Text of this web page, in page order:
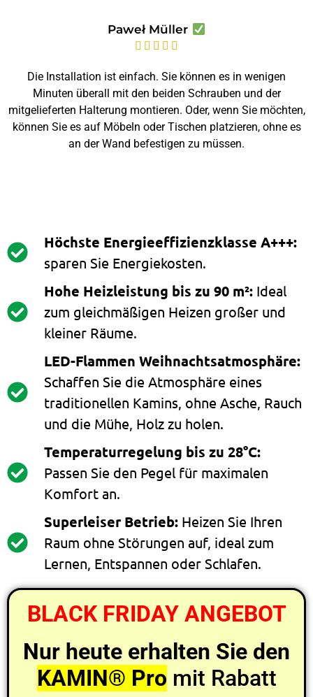
Paweł Müller
    
Die Installation ist einfach. Sie können es in wenigen
Minuten überall mit den beiden Schrauben und der
mitgelieferten Halterung montieren. Oder, wenn Sie möchten,
können Sie es auf Möbeln oder Tischen platzieren, ohne es
an der Wand befestigen zu müssen.
Höchste Energieeffizienzklasse A+++:
sparen Sie Energiekosten.
Hohe Heizleistung bis zu 90 m²:Ideal
zum gleichmäßigen Heizen großer und
kleiner Räume.
LED-Flammen Weihnachtsatmosphäre:
Schaffen Sie die Atmosphäre eines
traditionellen Kamins, ohne Asche, Rauch
und die Mühe, Holz zu holen.
Temperaturregelung bis zu 28°C:
Passen Sie den Pegel für maximalen
Komfort an.
Superleiser Betrieb:Heizen Sie Ihren
Raum ohne Störungen auf, ideal zum
Lernen, Entspannen oder Schlafen.
BLACK FRIDAY ANGEBOT
Nur heute erhalten Sie den
KAMIN® Pro mit Rabatt